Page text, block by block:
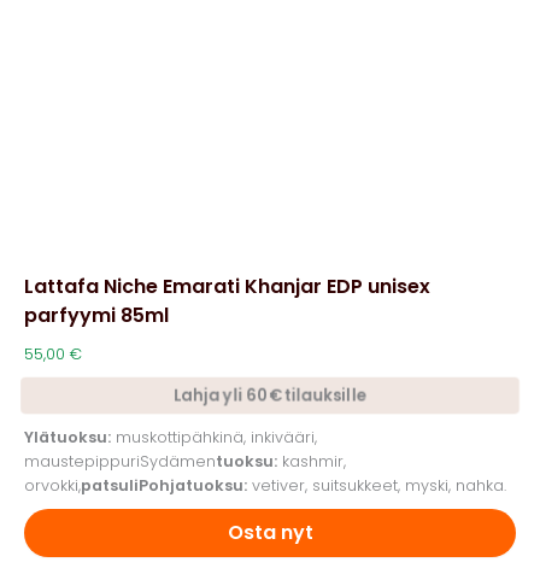
Lattafa Niche Emarati Khanjar EDP unisex
parfyymi 85ml
55,00 €
Lahja yli 60€ tilauksille
Ylätuoksu: muskottipähkinä, inkivääri,
maustepippuriSydämentuoksu: kashmir,
orvokki,patsuliPohjatuoksu: vetiver, suitsukkeet, myski, nahka.
Osta nyt